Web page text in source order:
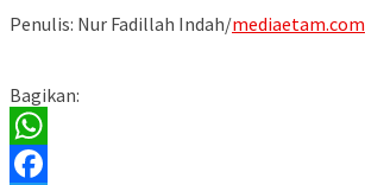
Penulis: Nur Fadillah Indah/mediaetam.com
Bagikan:
WhatsApp